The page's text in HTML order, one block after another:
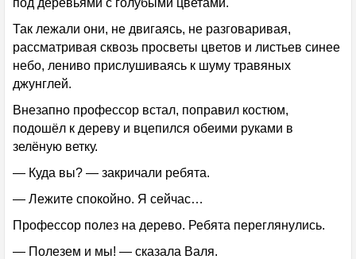
под деревьями с голубыми цветами.
Так лежали они, не двигаясь, не разговаривая,
рассматривая сквозь просветы цветов и листьев синее
небо, лениво прислушиваясь к шуму травяных
джунглей.
Внезапно профессор встал, поправил костюм,
подошёл к дереву и вцепился обеими руками в
зелёную ветку.
— Куда вы? — закричали ребята.
— Лежите спокойно. Я сейчас…
Профессор полез на дерево. Ребята переглянулись.
— Полезем и мы! — сказала Валя.